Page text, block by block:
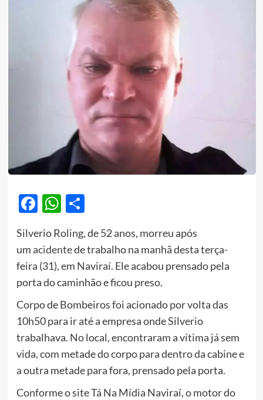
Facebook
WhatsApp
Share
Silverio Roling, de 52 anos, morreu após
um acidentede trabalho na manhã desta terça-
feira (31), em Naviraí. Ele acabou prensado pela
porta do caminhão e ficou preso.
Corpo de Bombeiros foi acionado por volta das
10h50 para ir até a empresa onde Silverio
trabalhava. No local, encontraram a vítima já sem
vida, com metade do corpo para dentro da cabine e
a outra metade para fora, prensado pela porta.
Conforme o site Tá Na Mídia Naviraí, o motor do